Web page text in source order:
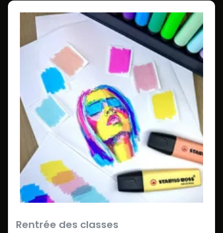
Rentrée des classes